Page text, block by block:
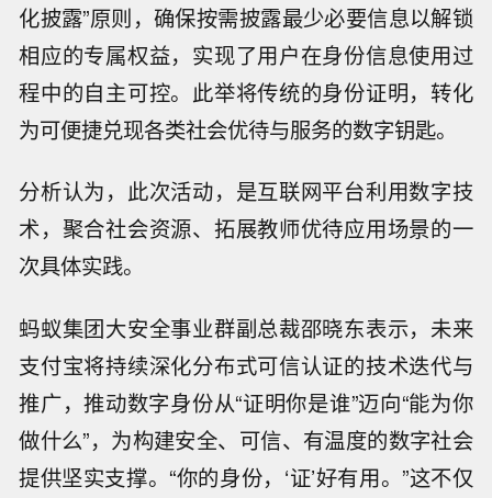
化披露”原则，确保按需披露最少必要信息以解锁
相应的专属权益，实现了用户在身份信息使用过
程中的自主可控。此举将传统的身份证明，转化
为可便捷兑现各类社会优待与服务的数字钥匙。
分析认为，此次活动，是互联网平台利用数字技
术，聚合社会资源、拓展教师优待应用场景的一
次具体实践。
蚂蚁集团大安全事业群副总裁邵晓东表示，未来
支付宝将持续深化分布式可信认证的技术迭代与
推广，推动数字身份从“证明你是谁”迈向“能为你
做什么”，为构建安全、可信、有温度的数字社会
提供坚实支撑。“你的身份，‘证’好有用。”这不仅